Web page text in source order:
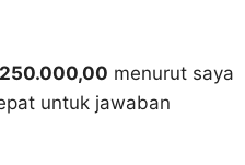
menurut saya
untuk jawaban